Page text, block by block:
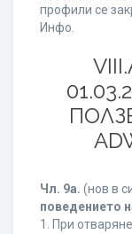
профили се
Инфо.
Чл. 9а. (нов в
поведението
1. При